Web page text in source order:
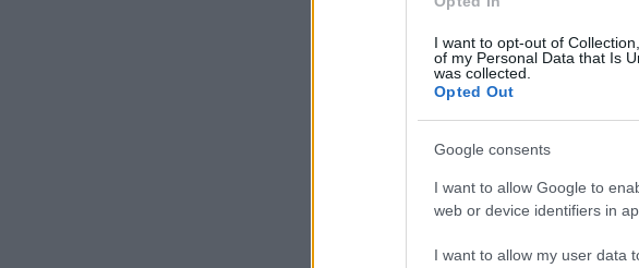
I want to opt-out of
of my Personal Data that Is
was collected.
Opted Out
Google consents
I want to allow Google to
web or device identifiers in
I want to allow my user data